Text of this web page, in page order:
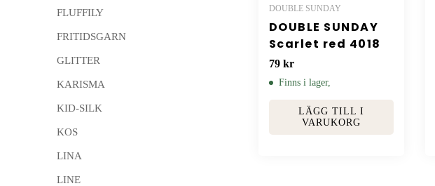
FLUFFILY
FRITIDSGARN
GLITTER
KARISMA
KID-SILK
KOS
LINA
LINE
DOUBLE SUNDAY
DOUBLE SUNDAY
Scarlet red 4018
79 kr
Finns i lager,
LÄGG TILL I
VARUKORG